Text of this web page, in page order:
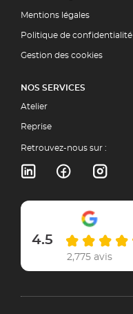
Mentions légales
Politique de confidentialité
Gestion des cookies
NOS SERVICES
Atelier
Reprise
Retrouvez-nous sur :
4.5
2,775 avis